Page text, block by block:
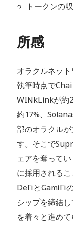
トークンの
所感
オラクルネット
執筆時点で
WINkLinkが約
約17%、
部のオラクル
す。そこで
ェアを奪って
に採用される
DeFiとGamiFi
シップを締結
を着々と進めて